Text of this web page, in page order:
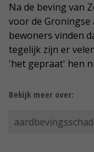
Na de beving van
voor de
bewoners vinden
tegelijk zijn er
'het gepraat' hen
Bekijk meer over: